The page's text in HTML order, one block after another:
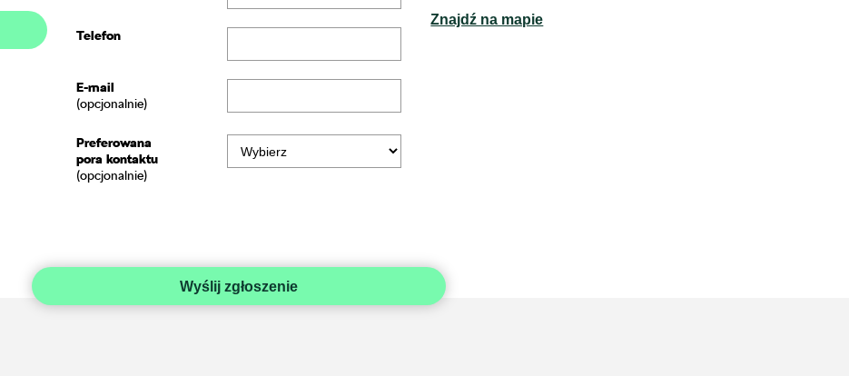
Telefon
E-mail
(opcjonalnie)
Preferowana
pora kontaktu
(opcjonalnie)
Znajdź na mapie
Wyślij zgłoszenie